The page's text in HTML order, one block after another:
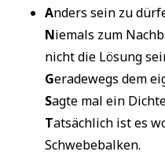
Anders sein zu
Niemals zum
nicht die Lösung
Geradewegs dem
Sagte mal ein
Tatsächlich ist es
Schwebebalken.